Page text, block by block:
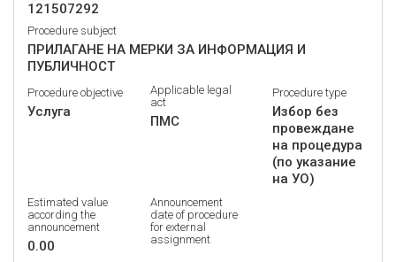
121507292
Procedure subject
ПРИЛАГАНЕ НА МЕРКИ ЗА ИНФОРМАЦИЯ И
ПУБЛИЧНОСТ
Procedure objective
Услуга
Applicable legal
act
ПМС
Procedure type
Избор без
провеждане
на процедура
(по указание
на УО)
Estimated value
according the
announcement
0.00
Announcement
date of procedure
for external
assignment